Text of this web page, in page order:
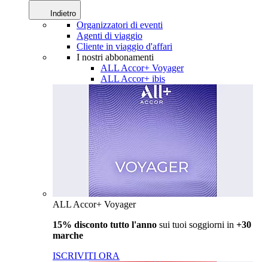
Indietro
Organizzatori di eventi
Agenti di viaggio
Cliente in viaggio d'affari
I nostri abbonamenti
ALL Accor+ Voyager
ALL Accor+ ibis
ALL Accor+ Voyager
15% disconto tutto l'anno sui tuoi soggiorni in +30
marche
ISCRIVITI ORA